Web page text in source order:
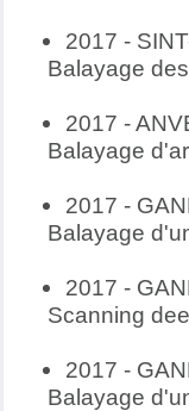
2017 -
Balayage
2017 -
Balayage
2017 -
Balayage
2017 -
Scanning
2017 -
Balayage